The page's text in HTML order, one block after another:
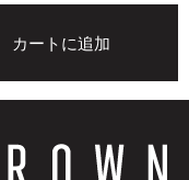
カートに追加